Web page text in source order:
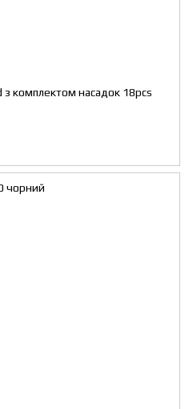
з комплектом насадок 18pcs